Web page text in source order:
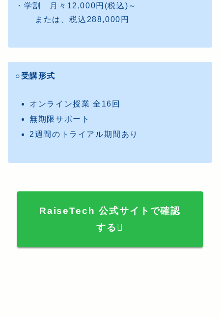
・学割 月々12,000円(税込)～
または、税込288,000円
○受講形式
オンライン授業 全16回
無期限サポート
2週間のトライアル期間あり
RaiseTech 公式サイトで確認
する